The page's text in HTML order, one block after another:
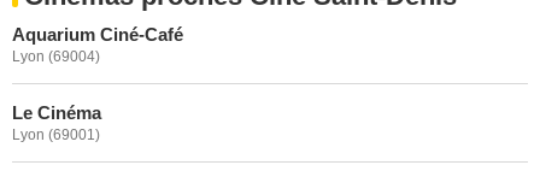
Aquarium Ciné-Café
Lyon (69004)
Le Cinéma
Lyon (69001)